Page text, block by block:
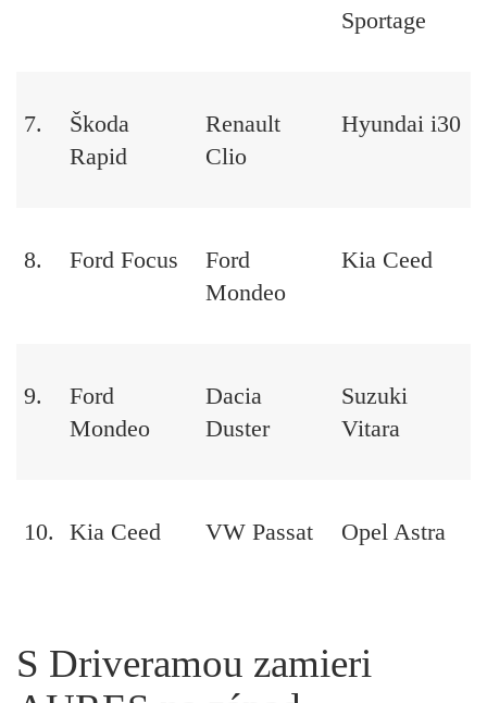
Sportage
7.
Škoda
Rapid
Renault
Clio
Hyundai i30
8. Ford Focus
Ford
Mondeo
Kia Ceed
9.
Ford
Mondeo
Dacia
Duster
Suzuki
Vitara
10. Kia Ceed VW Passat Opel Astra
S Driveramou zamieri